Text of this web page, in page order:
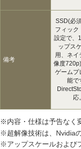
備考
SSD(必
フィック
設定で、
ップス
用、ネイ
像度
ゲームプ
能で
応。
※内容・仕様は予告なく
※超解像技術は、Nvidia
※アップスケールおよび